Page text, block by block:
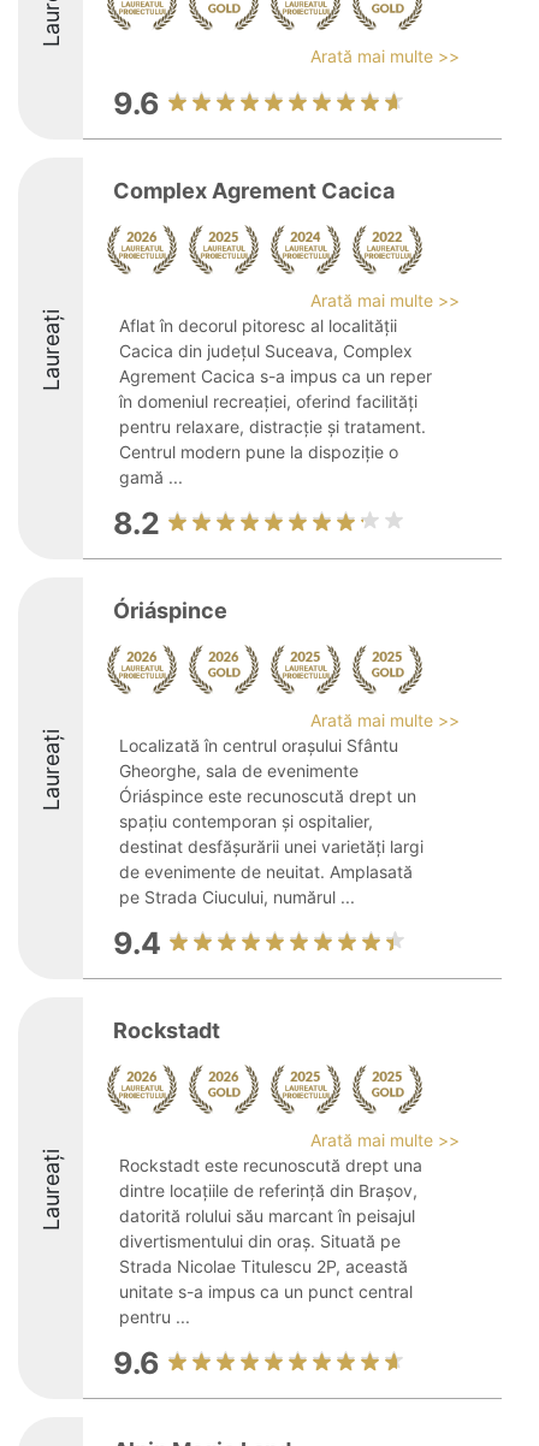
Arată mai multe >>
9.6
Laureați
Complex Agrement Cacica
Arată mai multe >>
Aflat în decorul pitoresc al localității
Cacica din județul Suceava, Complex
Agrement Cacica s-a impus ca un reper
în domeniul recreației, oferind facilități
pentru relaxare, distracție și tratament.
Centrul modern pune la dispoziție o
gamă ...
8.2
Laureați
Óriáspince
Arată mai multe >>
Localizată în centrul orașului Sfântu
Gheorghe, sala de evenimente
Óriáspince este recunoscută drept un
spațiu contemporan și ospitalier,
destinat desfășurării unei varietăți largi
de evenimente de neuitat. Amplasată
pe Strada Ciucului, numărul ...
9.4
Laureați
Rockstadt
Arată mai multe >>
Rockstadt este recunoscută drept una
dintre locațiile de referință din Brașov,
datorită rolului său marcant în peisajul
divertismentului din oraș. Situată pe
Strada Nicolae Titulescu 2P, această
unitate s-a impus ca un punct central
pentru ...
9.6